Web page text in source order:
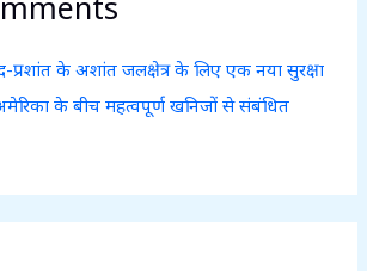
प्रशांत के अशांत जलक्षेत्र के लिए एक नया सुरक्षा
के बीच महत्वपूर्ण खनिजों से संबंधित